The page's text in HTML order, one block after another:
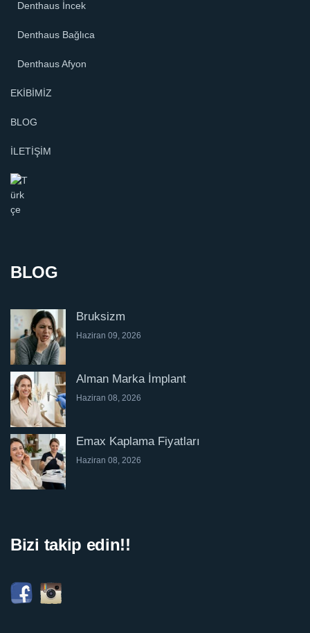
Denthaus İncek
Denthaus Bağlıca
Denthaus Afyon
EKİBİMİZ
BLOG
İLETİŞİM
BLOG
Bruksizm
Haziran 09, 2026
Alman Marka İmplant
Haziran 08, 2026
Emax Kaplama Fiyatları
Haziran 08, 2026
Bizi takip edin!!